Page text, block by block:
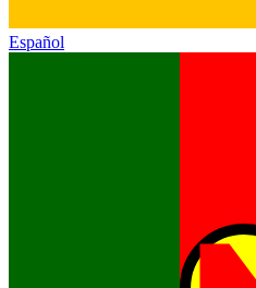
Español